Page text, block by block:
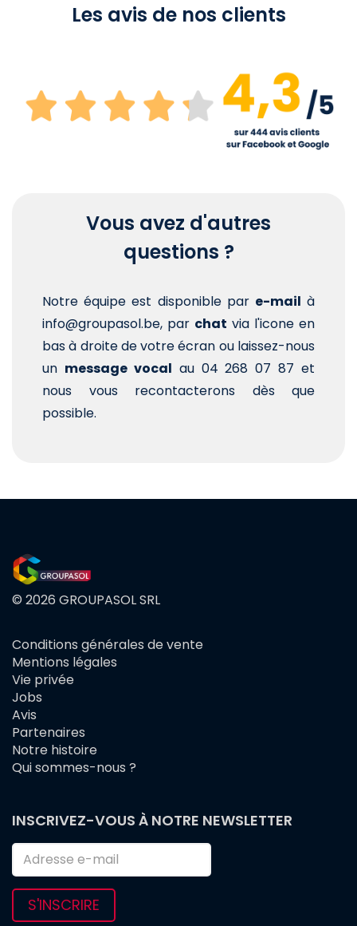
Les avis de nos clients
Vous avez d'autres
questions ?
Notre équipe est disponible par e-mail à
info@groupasol.be, par chat via l'icone en
bas à droite de votre écran ou laissez-nous
un message vocal au 04 268 07 87 et
nous vous recontacterons dès que
possible.
© 2026 GROUPASOL SRL
FOOTER
MENU
Conditions générales de vente
Mentions légales
Vie privée
Jobs
Avis
Partenaires
Notre histoire
Qui sommes-nous ?
INSCRIVEZ-VOUS À NOTRE NEWSLETTER
S'INSCRIRE